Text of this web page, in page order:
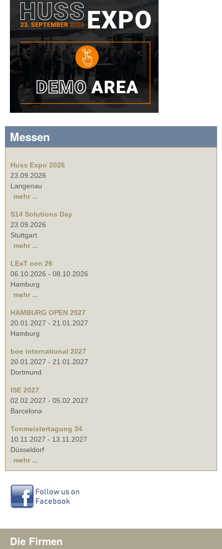
Messen
Huss Expo 2026
23.09.2026
Langenau
mehr ...
S14 Solutions Day
23.09.2026
Stuttgart
mehr ...
LEaT con 26
06.10.2026 - 08.10.2026
Hamburg
mehr ...
HAMBURG OPEN 2027
20.01.2027 - 21.01.2027
Hamburg
boe international 2027
20.01.2027 - 21.01.2027
Dortmund
ISE 2027
02.02.2027 - 05.02.2027
Barcelona
Tonmeistertagung 34
10.11.2027 - 13.11.2027
Düsseldorf
mehr ...
Die Firmen